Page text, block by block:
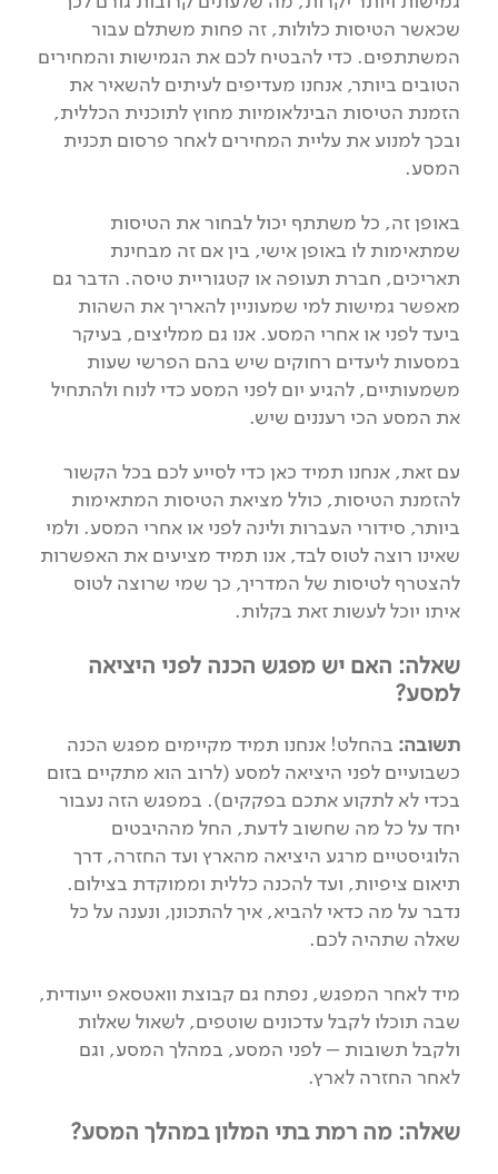
שכאשר הטיסות כלולות, זה פחות משתלם עבור
המשתתפים. כדי להבטיח לכם את הגמישות והמחירים
הטובים ביותר, אנחנו מעדיפים לעיתים להשאיר את
הזמנת הטיסות הבינלאומיות מחוץ לתוכנית הכללית,
ובכך למנוע את עליית המחירים לאחר פרסום תכנית
המסע.
באופן זה, כל משתתף יכול לבחור את הטיסות
שמתאימות לו באופן אישי, בין אם זה מבחינת
תאריכים, חברת תעופה או קטגוריית טיסה. הדבר גם
מאפשר גמישות למי שמעוניין להאריך את השהות
ביעד לפני או אחרי המסע. אנו גם ממליצים, בעיקר
במסעות ליעדים רחוקים שיש בהם הפרשי שעות
משמעותיים, להגיע יום לפני המסע כדי לנוח ולהתחיל
את המסע הכי רעננים שיש.
עם זאת, אנחנו תמיד כאן כדי לסייע לכם בכל הקשור
להזמנת הטיסות, כולל מציאת הטיסות המתאימות
ביותר, סידורי העברות ולינה לפני או אחרי המסע. ולמי
שאינו רוצה לטוס לבד, אנו תמיד מציעים את האפשרות
להצטרף לטיסות של המדריך, כך שמי שרוצה לטוס
איתו יוכל לעשות זאת בקלות.
שאלה: האם יש מפגש הכנה לפני היציאה
למסע?
תשובה: בהחלט! אנחנו תמיד מקיימים מפגש הכנה
כשבועיים לפני היציאה למסע (לרוב הוא מתקיים בזום
בכדי לא לתקוע אתכם בפקקים). במפגש הזה נעבור
יחד על כל מה שחשוב לדעת, החל מההיבטים
הלוגיסטיים מרגע היציאה מהארץ ועד החזרה, דרך
תיאום ציפיות, ועד להכנה כללית וממוקדת בצילום.
נדבר על מה כדאי להביא, איך להתכונן, ונענה על כל
שאלה שתהיה לכם.
מיד לאחר המפגש, נפתח גם קבוצת וואטסאפ ייעודית,
שבה תוכלו לקבל עדכונים שוטפים, לשאול שאלות
ולקבל תשובות – לפני המסע, במהלך המסע, וגם
לאחר החזרה לארץ.
שאלה: מה רמת בתי המלון במהלך המסע?